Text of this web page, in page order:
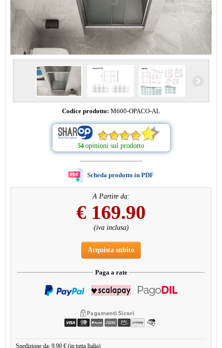
Codice prodotto: M600-OPACO-AL
54 opinioni sul prodotto
Scheda prodotto in PDF
A Partire da:
€ 169.90
(iva inclusa)
Acquista subito
Paga a rate
Spedizione da: 9,90 € (in tutta Italia)